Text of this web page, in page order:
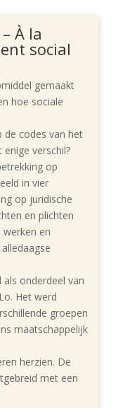
À la
social
gemaakt
hoe sociale
de codes van het
enige verschil?
op
in vier
op juridische
en plichten
en
onderdeel van
Het werd
groepen
maatschappelijk
herzien. De
met een